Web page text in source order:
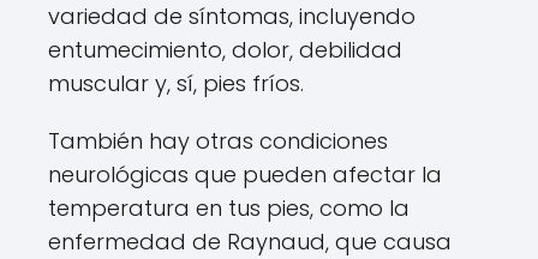
variedad de síntomas, incluyendo
entumecimiento, dolor, debilidad
muscular y, sí, pies fríos.
También hay otras condiciones
neurológicas que pueden afectar la
temperatura en tus pies, como la
enfermedad de Raynaud, que causa